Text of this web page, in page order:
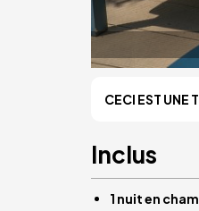
CECI EST UNE
Inclus
1 nuit en